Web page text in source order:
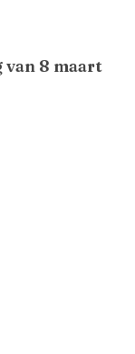
van 8 maart